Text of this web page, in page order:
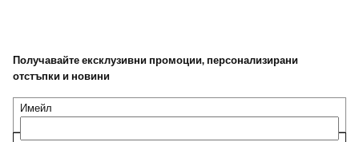
Получавайте ексклузивни промоции, персонализирани
отстъпки и новини
Имейл